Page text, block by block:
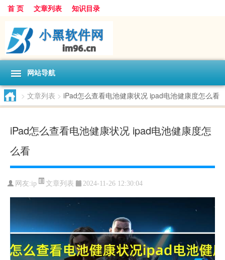
首 页 文章列表 知识目录
网站导航
> 文章列表 > iPad怎么查看电池健康状况 ipad电池健康度怎么看
iPad怎么查看电池健康状况 ipad电池健康度怎
么看
网友:ip 文章列表 2024-11-26 12:30:04